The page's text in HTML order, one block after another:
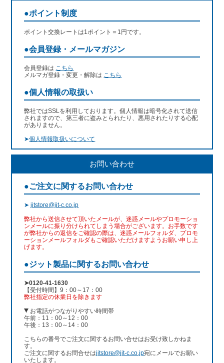
●ポイント制度
ポイント交換レートは1ポイント＝1円です。
●会員登録・メールマガジン
会員登録は こちら
メルマガ登録・変更・解除は こちら
●個人情報の取扱い
弊社ではSSLを利用しております。個人情報は暗号化されて送信
されますので、第三者に盗みとられたり、悪用されたりする心配
がありません。
➤個人情報取扱いについて
お問い合わせ
●ご注文に関するお問い合わせ
➤jitstore@jit-c.co.jp
弊社から送信させて頂いたメールが、迷惑メールやプロモーショ
ンメールに振り分けられてしまう場合がございます。お手数です
が弊社からの返信をご確認の際は、迷惑メールフォルダ、プロモ
ーションメールフォルダもご確認いただけますようお願い申し上
げます。
●ジット製品に関するお問い合わせ
➤0120-41-1630
【受付時間】9：00～17：00
弊社指定の休業日を除きます
お電話がつながりやすい時間帯
午前：11：00～12：00
午後：13：00～14：00
こちらの番号でご注文に関するお問い合せはお受け致しかねま
す。
ご注文に関するお問合せはjitstore@jit-c.co.jp宛にメールでお願い
いたします。